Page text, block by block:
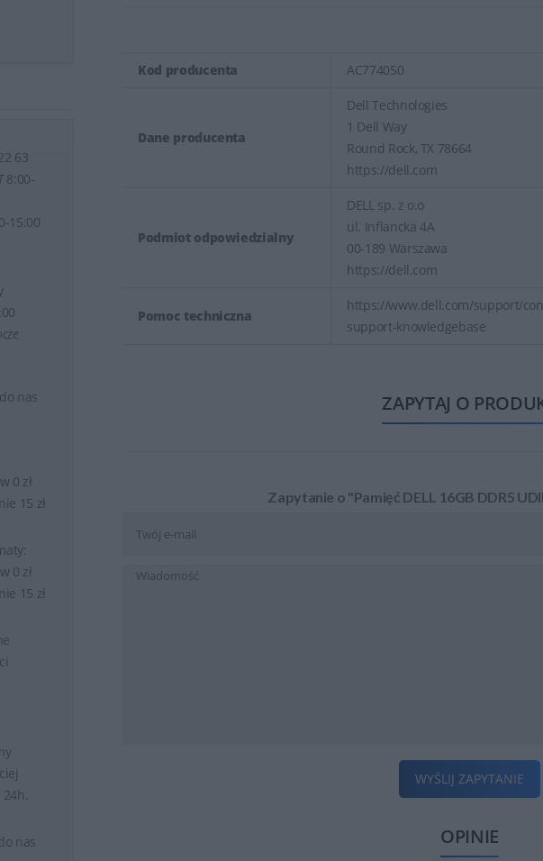
63
8:00-
15:00
nas
0 zł
15 zł
0 zł
15 zł
nas
Kod producenta AC774050
Dane producenta
Dell Technologies
1 Dell Way
Round Rock, TX 78664
https://dell.com
Podmiot odpowiedzialny
DELL sp. z o.o
ul. Inflancka 4A
00-189 Warszawa
https://dell.com
Pomoc techniczna
https://www.dell.com/support/
support-knowledgebase
ZAPYTAJ O
Zapytanie o "Pamięć DELL 16GB DDR5
WYŚLIJ ZAPYTANIE
OPINIE